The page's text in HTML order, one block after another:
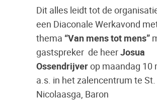
Dit alles leidt tot de
een Diaconale Werkavond
thema “Van mens tot mens”
gastspreker de heerJosua
Ossendrijverop maandag 10
a.s. in het zalencentrum te St.
Nicolaasga, Baron